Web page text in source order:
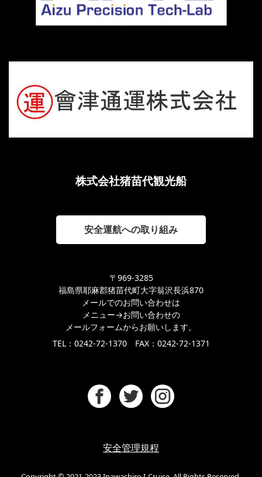
株式会社猪苗代観光船
安全運航への取り組み
〒969-3285
福島県耶麻郡猪苗代町大字翁沢長浜870
メールでのお問い合わせは
メニュー→お問い合わせの
メールフォームからお願いします。
TEL：0242-72-1370 FAX：0242-72-1371
安全管理規程